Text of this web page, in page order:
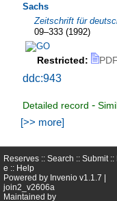
Sachs
Zeitschrift für
09–333 (1992)
Restricted: PDF
ddc:943
Detailed record -
[>> more]
Reserves :: Search :: Submit::
e :: Help
Powered by Invenio v1.1.7 |
join2_v2606a
Maintained by